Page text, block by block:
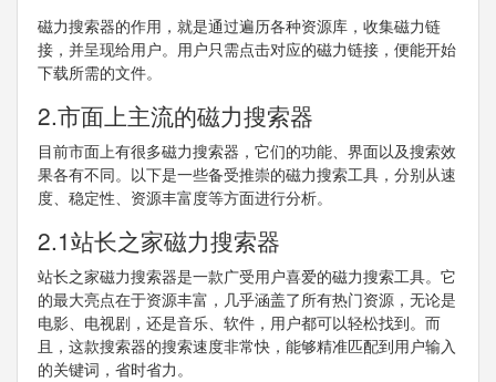
磁力搜索器的作用，就是通过遍历各种资源库，收集磁力链
接，并呈现给用户。用户只需点击对应的磁力链接，便能开始
下载所需的文件。
2.市面上主流的磁力搜索器
目前市面上有很多磁力搜索器，它们的功能、界面以及搜索效
果各有不同。以下是一些备受推崇的磁力搜索工具，分别从速
度、稳定性、资源丰富度等方面进行分析。
2.1站长之家磁力搜索器
站长之家磁力搜索器是一款广受用户喜爱的磁力搜索工具。它
的最大亮点在于资源丰富，几乎涵盖了所有热门资源，无论是
电影、电视剧，还是音乐、软件，用户都可以轻松找到。而
且，这款搜索器的搜索速度非常快，能够精准匹配到用户输入
的关键词，省时省力。